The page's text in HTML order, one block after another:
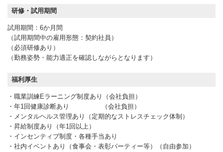
研修・試用期間
試用期間：6か月間
（試用期間中の雇用形態：契約社員）
（必須研修あり）
（勤務姿勢・能力適正を確認しながらとなります）
福利厚生
・職業訓練Eラーニング制度あり（会社負担）
・年1回健康診断あり （会社負担）
・メンタルヘルス管理あり（定期的なストレスチェック体制）
・昇給制度あり（年1回以上）
・インセンティブ制度・各種手当あり
・社内イベントあり（食事会・表彰パーティー等）（自由参加）